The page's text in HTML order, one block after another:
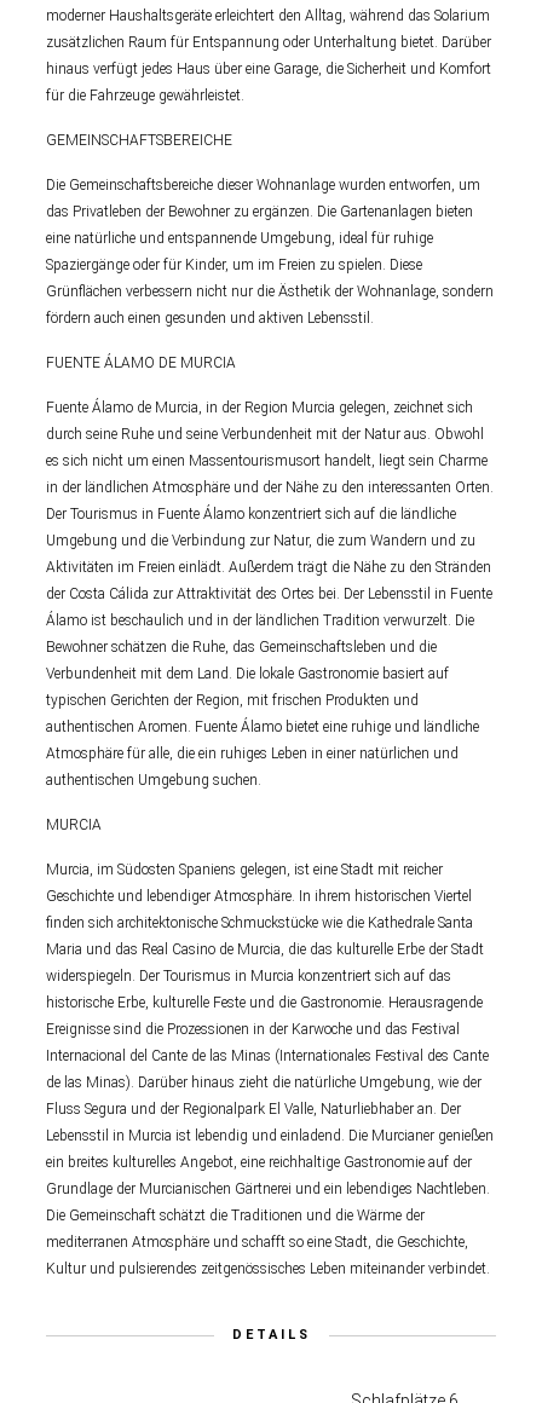
moderner Haushaltsgeräte erleichtert den Alltag, während das Solarium
zusätzlichen Raum für Entspannung oder Unterhaltung bietet. Darüber
hinaus verfügt jedes Haus über eine Garage, die Sicherheit und Komfort
für die Fahrzeuge gewährleistet.
GEMEINSCHAFTSBEREICHE
Die Gemeinschaftsbereiche dieser Wohnanlage wurden entworfen, um
das Privatleben der Bewohner zu ergänzen. Die Gartenanlagen bieten
eine natürliche und entspannende Umgebung, ideal für ruhige
Spaziergänge oder für Kinder, um im Freien zu spielen. Diese
Grünflächen verbessern nicht nur die Ästhetik der Wohnanlage, sondern
fördern auch einen gesunden und aktiven Lebensstil.
FUENTE ÁLAMO DE MURCIA
Fuente Álamo de Murcia, in der Region Murcia gelegen, zeichnet sich
durch seine Ruhe und seine Verbundenheit mit der Natur aus. Obwohl
es sich nicht um einen Massentourismusort handelt, liegt sein Charme
in der ländlichen Atmosphäre und der Nähe zu den interessanten Orten.
Der Tourismus in Fuente Álamo konzentriert sich auf die ländliche
Umgebung und die Verbindung zur Natur, die zum Wandern und zu
Aktivitäten im Freien einlädt. Außerdem trägt die Nähe zu den Stränden
der Costa Cálida zur Attraktivität des Ortes bei. Der Lebensstil in Fuente
Álamo ist beschaulich und in der ländlichen Tradition verwurzelt. Die
Bewohner schätzen die Ruhe, das Gemeinschaftsleben und die
Verbundenheit mit dem Land. Die lokale Gastronomie basiert auf
typischen Gerichten der Region, mit frischen Produkten und
authentischen Aromen. Fuente Álamo bietet eine ruhige und ländliche
Atmosphäre für alle, die ein ruhiges Leben in einer natürlichen und
authentischen Umgebung suchen.
MURCIA
Murcia, im Südosten Spaniens gelegen, ist eine Stadt mit reicher
Geschichte und lebendiger Atmosphäre. In ihrem historischen Viertel
finden sich architektonische Schmuckstücke wie die Kathedrale Santa
Maria und das Real Casino de Murcia, die das kulturelle Erbe der Stadt
widerspiegeln. Der Tourismus in Murcia konzentriert sich auf das
historische Erbe, kulturelle Feste und die Gastronomie. Herausragende
Ereignisse sind die Prozessionen in der Karwoche und das Festival
Internacional del Cante de las Minas (Internationales Festival des Cante
de las Minas). Darüber hinaus zieht die natürliche Umgebung, wie der
Fluss Segura und der Regionalpark El Valle, Naturliebhaber an. Der
Lebensstil in Murcia ist lebendig und einladend. Die Murcianer genießen
ein breites kulturelles Angebot, eine reichhaltige Gastronomie auf der
Grundlage der Murcianischen Gärtnerei und ein lebendiges Nachtleben.
Die Gemeinschaft schätzt die Traditionen und die Wärme der
mediterranen Atmosphäre und schafft so eine Stadt, die Geschichte,
Kultur und pulsierendes zeitgenössisches Leben miteinander verbindet.
DETAILS